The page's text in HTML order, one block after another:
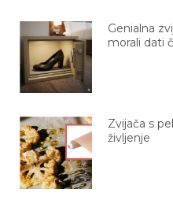
Genialna
morali dati
Zvijača s
življenje